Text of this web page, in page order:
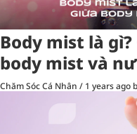
Body mist là
body mist và
Chăm Sóc Cá Nhân / 1 years ago